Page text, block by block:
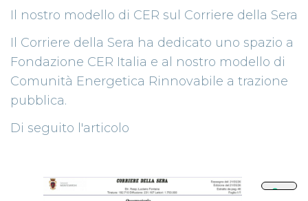
Il nostro modello di CER sul Corriere della Sera
Il Corriere della Sera ha dedicato uno spazio a
Fondazione CER Italia e al nostro modello di
Comunità Energetica Rinnovabile a trazione
pubblica.
Di seguito l'articolo